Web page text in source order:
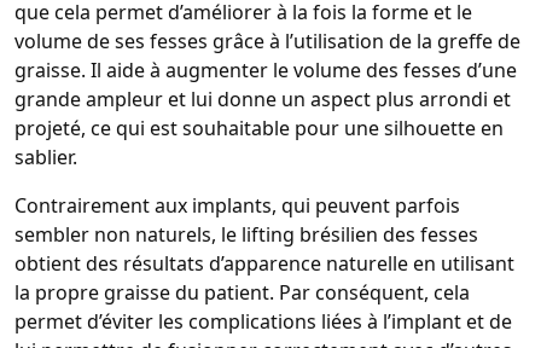
que cela permet d’améliorer à la fois la forme et le
volume de ses fesses grâce à l’utilisation de la greffe de
graisse. Il aide à augmenter le volume des fesses d’une
grande ampleur et lui donne un aspect plus arrondi et
projeté, ce qui est souhaitable pour une silhouette en
sablier.
Contrairement aux implants, qui peuvent parfois
sembler non naturels, le lifting brésilien des fesses
obtient des résultats d’apparence naturelle en utilisant
la propre graisse du patient. Par conséquent, cela
permet d’éviter les complications liées à l’implant et de